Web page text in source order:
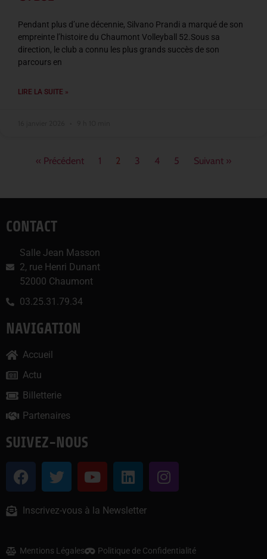
Pendant plus d’une décennie, Silvano Prandi a marqué de son
empreinte l’histoire du Chaumont Volleyball 52.Sous sa
direction, le club a connu les plus grands succès de son
parcours en
LIRE LA SUITE »
« Précédent 1 2 3 4 5 Suivant »
CONTACT
Salle Jean Masson
2, rue Henri Dunant
52000 Chaumont
03.25.31.79.34
NAVIGATION
Accueil
Actu
Billetterie
Partenaires
SUIVEZ-NOUS
Inscrivez-vous à la Newsletter
Mentions Légales
Politique de Confidentialité